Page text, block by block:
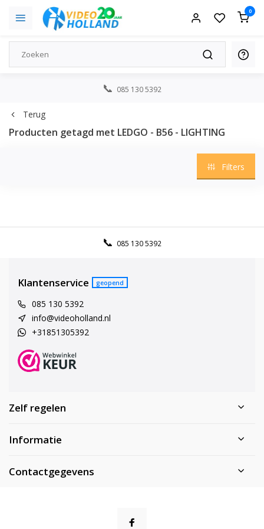
0
085 130 5392
Terug
Producten getagd met LEDGO - B56 - LIGHTING
Filters
085 130 5392
Klantenservice geopend
085 130 5392
info@videoholland.nl
+31851305392
Zelf regelen
Informatie
Contactgegevens